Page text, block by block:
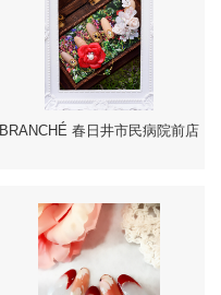
BRANCHÉ 春日井市民病院前店